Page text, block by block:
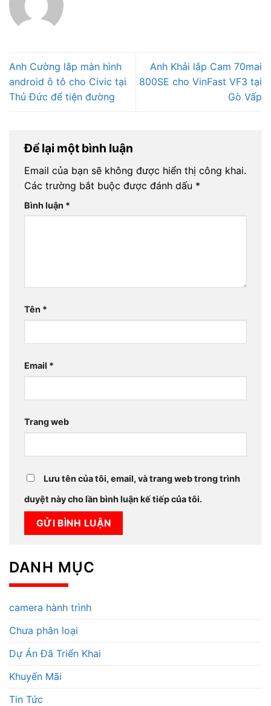
Anh Cường lắp màn hình
android ô tô cho Civic tại
Thủ Đức để tiện đường
Anh Khải lắp Cam 70mai
800SE cho VinFast VF3 tại
Gò Vấp
Để lại một bình luận
Email của bạn sẽ không được hiển thị công khai.
Các trường bắt buộc được đánh dấu *
Bình luận *
Tên *
Email *
Trang web
Lưu tên của tôi, email, và trang web trong trình
duyệt này cho lần bình luận kế tiếp của tôi.
DANH MỤC
camera hành trình
Chưa phân loại
Dự Án Đã Triển Khai
Khuyến Mãi
Tin Tức